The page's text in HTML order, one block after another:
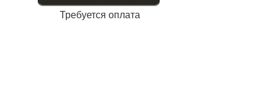
Требуется оплата